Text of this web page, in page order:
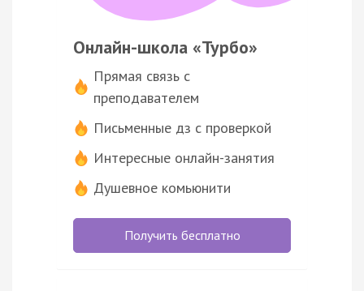
Онлайн-школа «Турбо»
Прямая связь с
преподавателем
Письменные дз с проверкой
Интересные онлайн-занятия
Душевное комьюнити
Получить бесплатно